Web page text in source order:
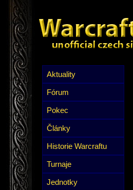
Aktuality
Fórum
Pokec
Články
Historie Warcraftu
Turnaje
Jednotky